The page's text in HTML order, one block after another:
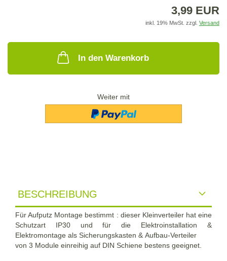
3,99 EUR
inkl. 19% MwSt. zzgl. Versand
In den Warenkorb
Weiter mit
BESCHREIBUNG
Für Aufputz Montage bestimmt : dieser Kleinverteiler hat eine
Schutzart IP30 und für die Elektroinstallation &
Elektromontage als Sicherungskasten & Aufbau-Verteiler
von 3 Module einreihig auf DIN Schiene bestens geeignet.